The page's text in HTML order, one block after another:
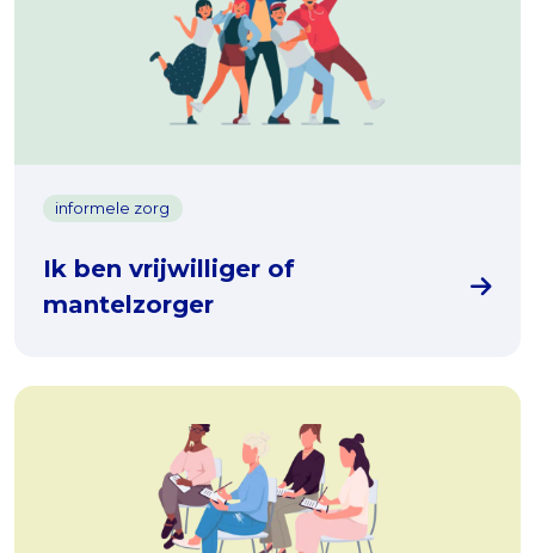
informele zorg
Ik ben vrijwilliger of
mantelzorger